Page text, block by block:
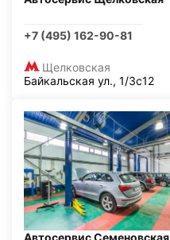
+7 (495) 162-90-81
Щелковская
Байкальская ул., 1/3с12
Автосервис Семеновская